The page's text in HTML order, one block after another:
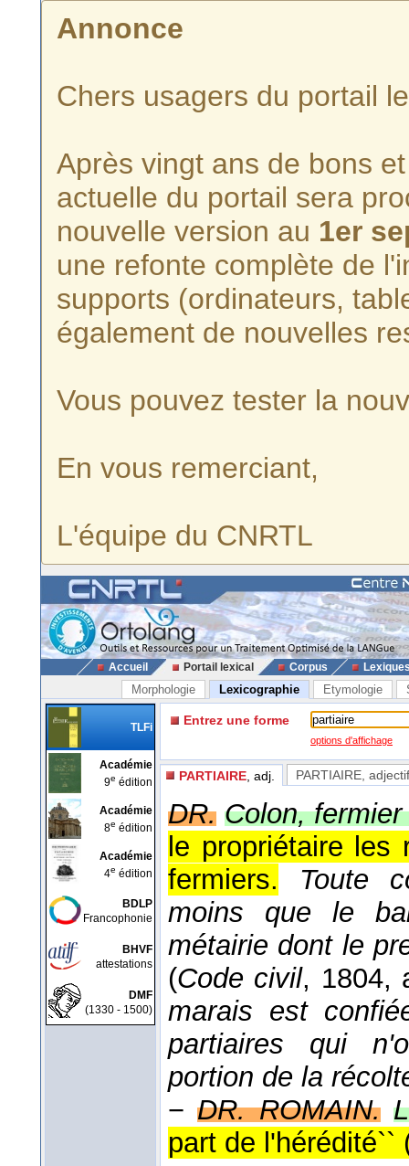
Annonce
Chers usagers du portail
Après vingt ans de bons
actuelle du portail sera
nouvelle version au 1er
une refonte complète de
supports (ordinateurs,
également de nouvelles
Vous pouvez tester la
En vous remerciant,
L'équipe du CNRTL
Accueil Portail lexical Corpus
Morphologie Lexicographie Etymologie
TLFi
Académie
9e édition
Académie
8e édition
Académie
4e édition
BDLP
Francophonie
BHVF
attestations
DMF
(1330 - 1500)
Entrez une forme
options d'affichage
PARTIAIRE , adj. PARTIAIRE, adjectif
DR. Colon,
le propriétaire
fermiers.
Toute
moins que le
métairie dont le
(Code civil, 1804,
marais est
partiaires qui
portion de la
−DR. ROMAIN.
part de l'hérédité``